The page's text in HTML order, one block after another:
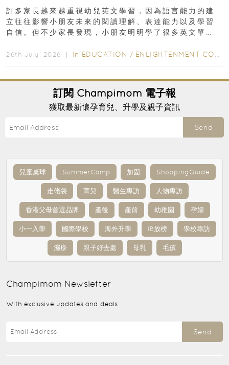
許多家長越來越重視幼兒英文學習，因為語言能力的建
立往往影響小朋友未來的閱讀理解、表達能力以及學習
自信。但不少家長發現，小朋友明明學了很多英文單
26th July, 2026 ｜ In EDUCATION / ENLIGHTENMENT CORNER
訂閱 Champimom 電子報
獲取最新懷孕育兒、升學及親子資訊
Send
兒童桌球 SummerCamp 加固 ShoppingGuide
走佬袋 育兒 醫生專訪 人物專訪
香港父母首選品牌 產後 產前 幼稚園 孕婦
小一入學 國際學校 海外升學 IB放榜 學校專訪
濕疹 親子好去處 母乳 毛孩
Champimom Newsletter
With exclusive updates and deals
Send